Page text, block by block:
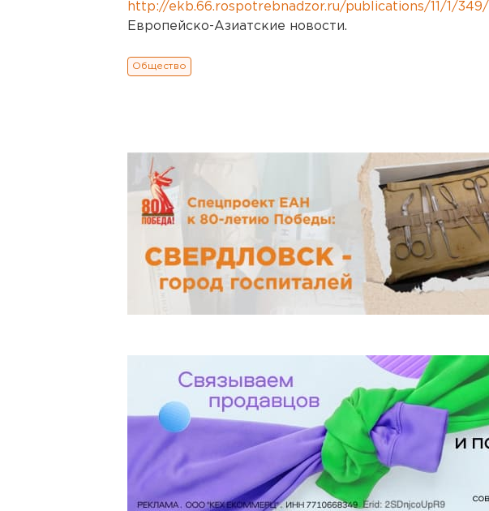
http://ekb.66.rospotrebnadzor.ru/publications/11/1/349/
Европейско-Азиатские новости.
Общество